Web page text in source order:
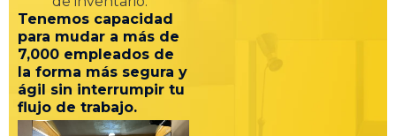
Tenemos capacidad
para mudar a más de
7,000 empleados de
la forma más segura y
ágil sin interrumpir tu
flujo de trabajo.